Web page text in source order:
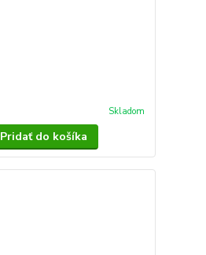
Skladom
Pridať do košíka